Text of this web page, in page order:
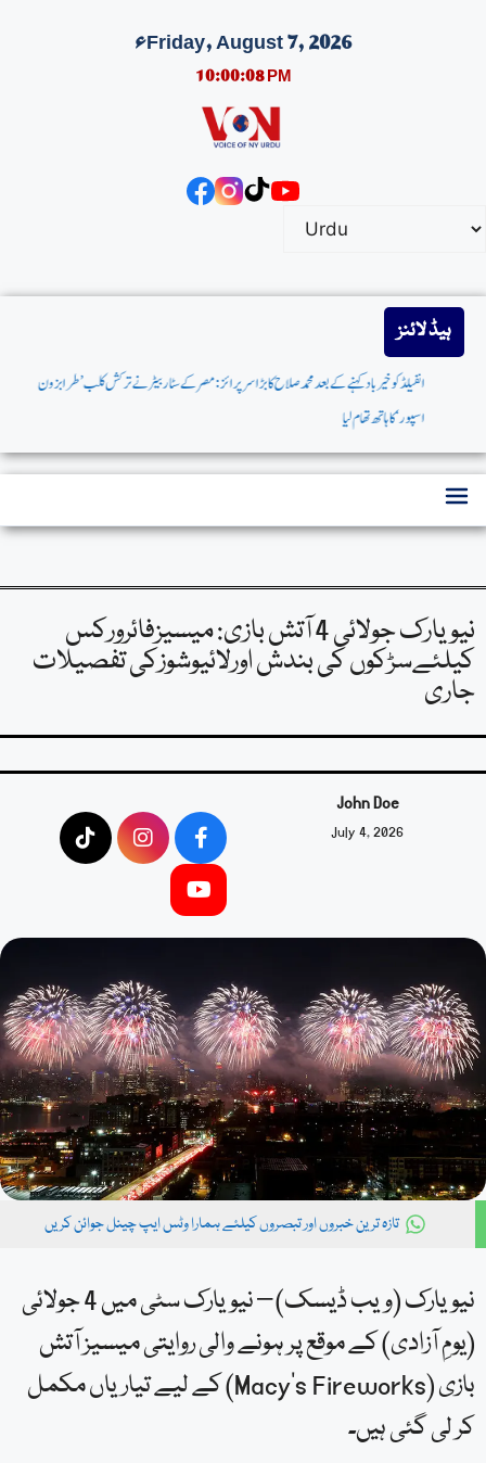
Friday, August 7, 2026ء
10:00:09 PM
ہیڈ لائنز
انفیلڈکوخیربادکہنےکےبعدمحمدصلاح کابڑا سرپرائز:مصرکےسٹاربیٹر نےترکش کلب’طرابزون
اسپور‘کاہاتھ تھام لیا
نیویارک جولائی 4 آتش بازی: میسیزفائرورکس
کیلئےسڑکوں کی بندش اورلائیوشوزکی تفصیلات
جاری
John Doe
July 4, 2026
تازہ ترین خبروں اور تبصروں کیلئے ہمارا وٹس ایپ چینل جوائن کریں
نیویارک (ویب ڈیسک) – نیویارک سٹی میں 4 جولائی
(یومِ آزادی) کے موقع پر ہونے والی روایتی میسیز آتش
بازی (Macy’s Fireworks) کے لیے تیاریاں مکمل
کر لی گئی ہیں۔